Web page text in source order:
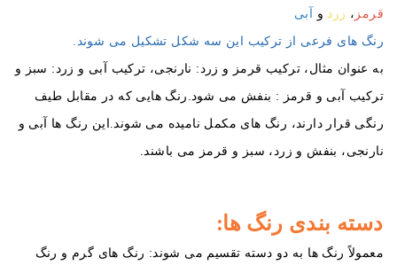
قرمز ، زرد و آبی
رنگ های فرعی از ترکیب این سه شکل تشکیل می شوند.
به عنوان مثال، ترکیب قرمز و زرد: نارنجی، ترکیب آبی و زرد: سبز و
ترکیب آبی و قرمز : بنفش می شود.رنگ هایی که در مقابل طیف
رنگی قرار دارند، رنگ های مکمل نامیده می شوند.این رنگ ها آبی و
نارنجی، بنفش و زرد، سبز و قرمز می باشند.
دسته‌ بندی رنگ ‌ها:
معمولاً رنگ ‌ها به دو دسته تقسیم می ‌شوند: رنگ ‌های گرم و رنگ‌